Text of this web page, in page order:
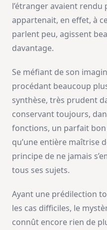
l’étranger avaient rendu
appartenait, en effet, à
parlent peu, agissent
davantage.
Se méfiant de son
procédant beaucoup
synthèse, très prudent
conservant toujours,
fonctions, un parfait
qu’une entière maîtrise
principe de ne jamais
tous ses sujets.
Ayant une prédilection
les cas difficiles, le
connût encore rien de